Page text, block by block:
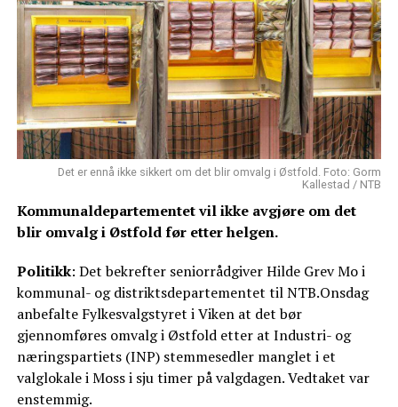
Det er ennå ikke sikkert om det blir omvalg i Østfold. Foto: Gorm
Kallestad / NTB
Kommunaldepartementet vil ikke avgjøre om det
blir omvalg i Østfold før etter helgen.
Politikk: Det bekrefter seniorrådgiver Hilde Grev Mo i
kommunal- og distriktsdepartementet til NTB.Onsdag
anbefalte Fylkesvalgstyret i Viken at det bør
gjennomføres omvalg i Østfold etter at Industri- og
næringspartiets (INP) stemmesedler manglet i et
valglokale i Moss i sju timer på valgdagen. Vedtaket var
enstemmig.